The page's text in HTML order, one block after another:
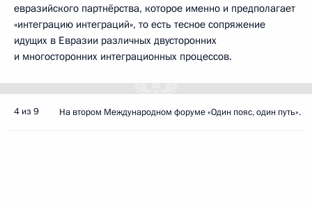
евразийского партнёрства, которое именно и предполагает
«интеграцию интеграций», то есть тесное сопряжение
идущих в Евразии различных двусторонних
и многосторонних интеграционных процессов.
4 из 9 На втором Международном форуме «Один пояс, один путь».